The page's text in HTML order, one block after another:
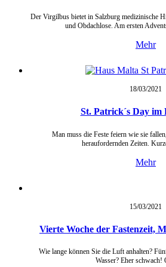
Der Virgilbus bietet in Salzburg medizinische
und Obdachlose. Am ersten
Mehr
18/03/2021
St. Patrick´s Day im
Man muss die Feste feiern wie sie
heraufordernden Zeiten.
Mehr
15/03/2021
Vierte Woche der Fastenzeit,
Wie lange können Sie die Luft anhalten?
Wasser? Eher